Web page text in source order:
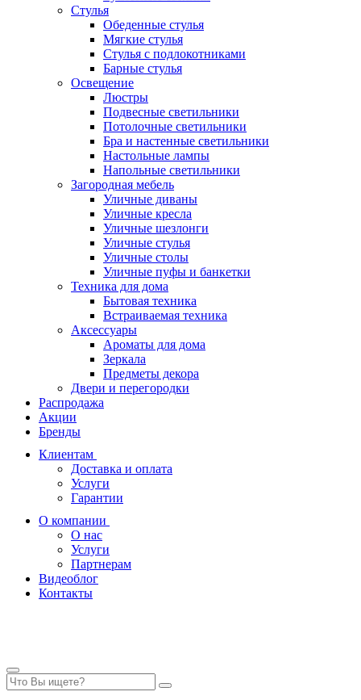
Стулья
Обеденные стулья
Мягкие стулья
Стулья с подлокотниками
Барные стулья
Освещение
Люстры
Подвесные светильники
Потолочные светильники
Бра и настенные светильники
Настольные лампы
Напольные светильники
Загородная мебель
Уличные диваны
Уличные кресла
Уличные шезлонги
Уличные стулья
Уличные столы
Уличные пуфы и банкетки
Техника для дома
Бытовая техника
Встраиваемая техника
Аксессуары
Ароматы для дома
Зеркала
Предметы декора
Двери и перегородки
Распродажа
Акции
Бренды
Клиентам
Доставка и оплата
Услуги
Гарантии
О компании
О нас
Услуги
Партнерам
Видеоблог
Контакты